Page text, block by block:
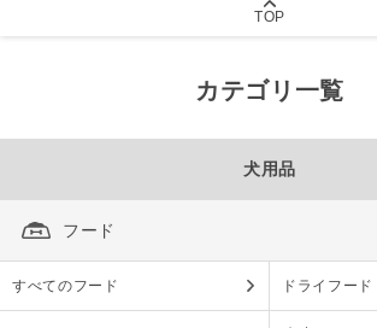
TOP
カテゴリ一覧
犬用品
フード
すべてのフード ドライフード